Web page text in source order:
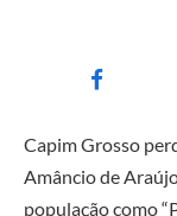
Capim Grosso
Amâncio de
população como